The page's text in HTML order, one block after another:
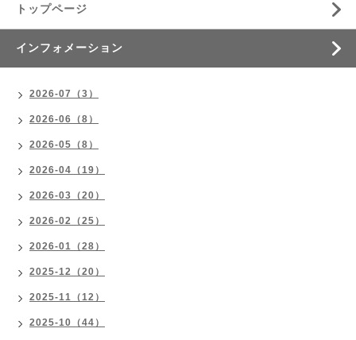
トップページ
インフォメーション
2026-07（3）
2026-06（8）
2026-05（8）
2026-04（19）
2026-03（20）
2026-02（25）
2026-01（28）
2025-12（20）
2025-11（12）
2025-10（44）